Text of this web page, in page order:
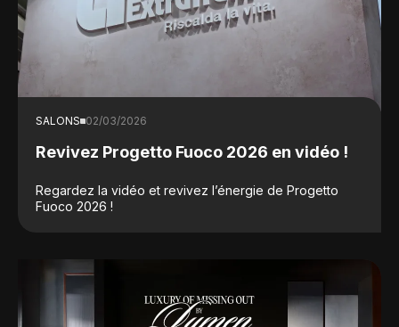
SALONS 02/03/2026
Revivez Progetto Fuoco 2026 en vidéo !
Regardez la vidéo et revivez l’énergie de Progetto
Fuoco 2026 !